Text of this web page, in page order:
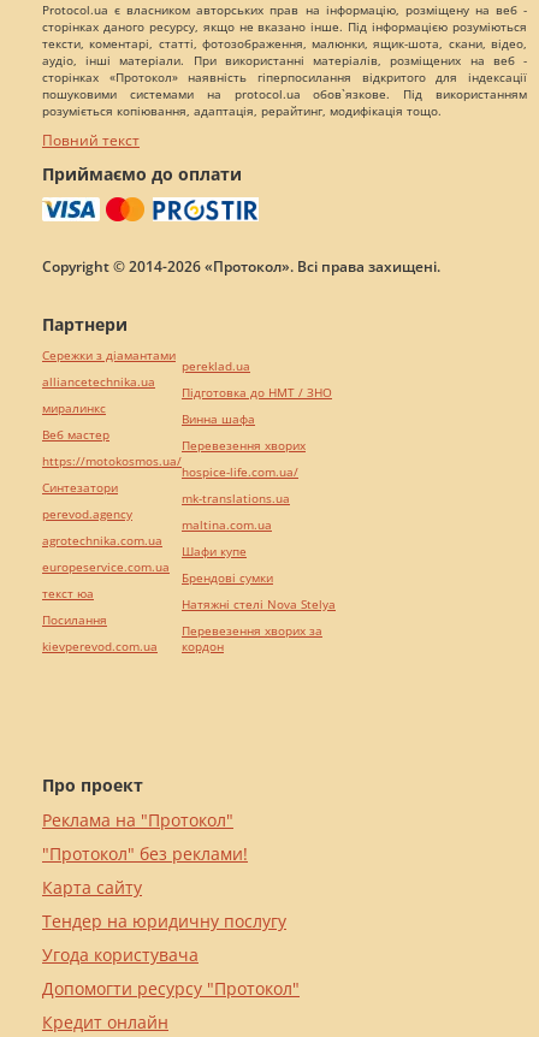
Protocol.ua є власником авторських прав на інформацію, розміщену на веб -
сторінках даного ресурсу, якщо не вказано інше. Під інформацією розуміються
тексти, коментарі, статті, фотозображення, малюнки, ящик-шота, скани, відео,
аудіо, інші матеріали. При використанні матеріалів, розміщених на веб -
сторінках «Протокол» наявність гіперпосилання відкритого для індексації
пошуковими системами на protocol.ua обов`язкове. Під використанням
розуміється копіювання, адаптація, рерайтинг, модифікація тощо.
Повний текст
Приймаємо до оплати
Copyright © 2014-2026 «Протокол». Всі права захищені.
Про проект
Реклама на "Протокол"
"Протокол" без реклами!
Карта сайту
Тендер на юридичну послугу
Угода користувача
Допомогти ресурсу "Протокол"
Кредит онлайн
Партнери
Сережки з діамантами
alliancetechnika.ua
миралинкс
Веб мастер
https://motokosmos.ua/
Синтезатори
perevod.agency
agrotechnika.com.ua
europeservice.com.ua
текст юа
Посилання
kievperevod.com.ua
pereklad.ua
Підготовка до НМТ / ЗНО
Винна шафа
Перевезення хворих
hospice-life.com.ua/
mk-translations.ua
maltina.com.ua
Шафи купе
Брендові сумки
Натяжні стелі Nova Stelya
Перевезення хворих за
кордон